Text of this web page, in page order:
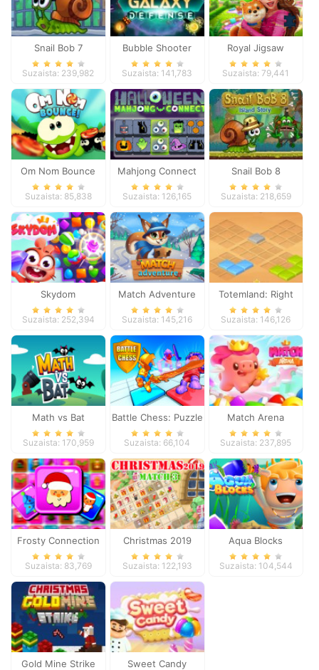
Snail Bob 7
Suzaista: 239,982
Bubble Shooter
Galaxy Defense
Suzaista: 141,783
Royal Jigsaw
Suzaista: 79,441
Om Nom Bounce
Suzaista: 85,838
Mahjong Connect
Halloween
Suzaista: 126,165
Snail Bob 8
Suzaista: 218,659
Skydom
Suzaista: 252,394
Match Adventure
Suzaista: 145,216
Totemland: Right
Trick
Suzaista: 146,126
Math vs Bat
Suzaista: 170,959
Battle Chess: Puzzle
Suzaista: 66,104
Match Arena
Suzaista: 237,895
Frosty Connection
Quest
Suzaista: 83,769
Christmas 2019
Match 3
Suzaista: 122,193
Aqua Blocks
Suzaista: 104,544
Gold Mine Strike
Sweet Candy